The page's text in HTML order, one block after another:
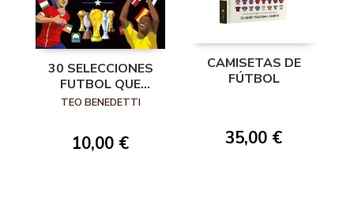
30 SELECCIONES
FUTBOL QUE
HICIERON HIST
TEO BENEDETTI
10,00 €
CAMISETAS DE
FÚTBOL
35,00 €